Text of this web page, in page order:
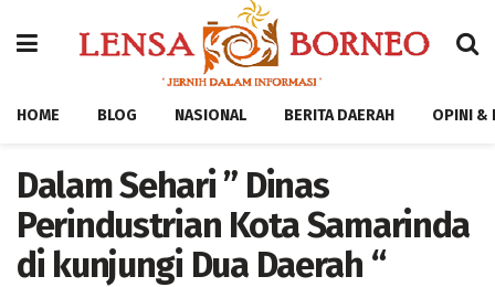
HOME BLOG NASIONAL BERITA DAERAH OPINI &
Dalam Sehari ” Dinas
Perindustrian Kota Samarinda
di kunjungi Dua Daerah “